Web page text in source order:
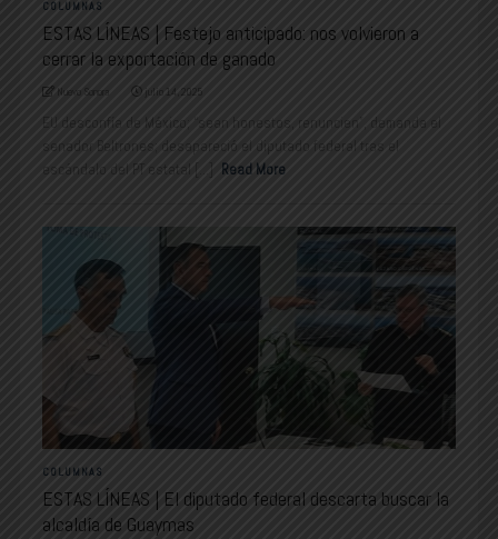
COLUMNAS
ESTAS LÍNEAS | Festejo anticipado: nos volvieron a
cerrar la exportación de ganado
Nuevo Sonora julio 14, 2025
EU desconfía de México; “sean honestos, renuncien”, demanda el
senador Beltrones; desapareció el diputado federal tras el
escándalo del PT estatal [...]
Read More
COLUMNAS
ESTAS LÍNEAS | El diputado federal descarta buscar la
alcaldía de Guaymas